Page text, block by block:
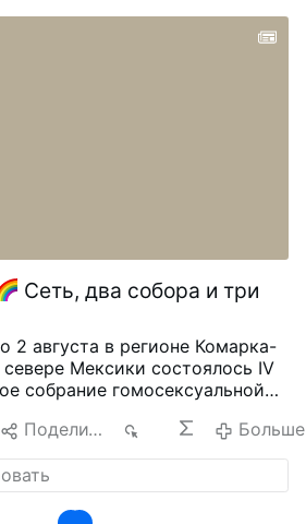
Сеть, два собора и три
2 августа в регионе Комарка-
севере Мексики состоялось IV
собрание гомосексуальной
и служение» на встрече
100 представителей групп
Мексики, в том числе
«Отро Ребаньо»
Поделиться Больше